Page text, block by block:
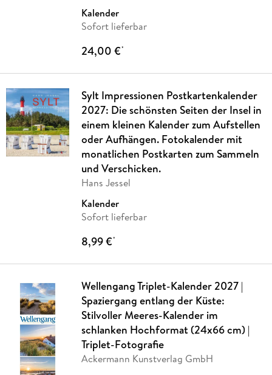
Kalender
Sofort lieferbar
24,00 €*
Sylt Impressionen Postkartenkalender
2027: Die schönsten Seiten der Insel in
einem kleinen Kalender zum Aufstellen
oder Aufhängen. Fotokalender mit
monatlichen Postkarten zum Sammeln
und Verschicken.
Hans Jessel
Kalender
Sofort lieferbar
8,99 €*
Wellengang Triplet-Kalender 2027 |
Spaziergang entlang der Küste:
Stilvoller Meeres-Kalender im
schlanken Hochformat (24x66 cm) |
Triplet-Fotografie
Ackermann Kunstverlag GmbH